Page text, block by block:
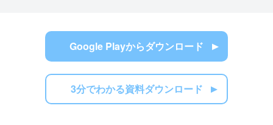
Google Playからダウンロード
3分でわかる資料ダウンロード